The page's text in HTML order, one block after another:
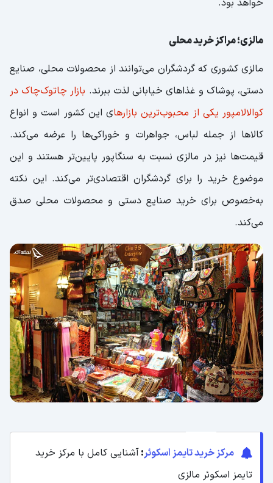
مالزی؛ مراکز خرید محلی
مالزی کشوری که گردشگران می‌توانند از محصولات محلی، صنایع
دستی، پوشاک و غذاهای خیابانی لذت ببرند. بازار چاتوک‌چاک در
کوالالامپور یکی از محبوب‌ترین بازارهای این کشور است و انواع
کالاها از جمله لباس، جواهرات و خوراکی‌ها را عرضه می‌کند.
قیمت‌ها نیز در مالزی نسبت به سنگاپور پایین‌تر هستند و این
موضوع خرید را برای گردشگران اقتصادی‌تر می‌کند. این نکته
به‌خصوص برای خرید صنایع دستی و محصولات محلی صدق
می‌کند.
مرکز خرید تایمز اسکوئر:آشنایی کامل با مرکز خرید
تایمز اسکوئر مالزی